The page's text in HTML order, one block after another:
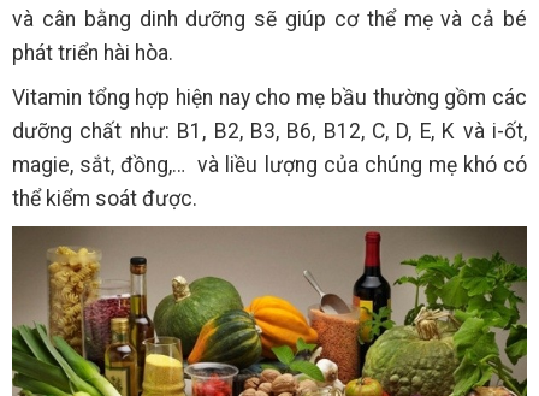
và cân bằng dinh dưỡng sẽ giúp cơ thể mẹ và cả bé
phát triển hài hòa.
Vitamin tổng hợp hiện nay cho mẹ bầu thường gồm các
dưỡng chất như: B1, B2, B3, B6, B12, C, D, E, K và i-ốt,
magie, sắt, đồng,… và liều lượng của chúng mẹ khó có
thể kiểm soát được.